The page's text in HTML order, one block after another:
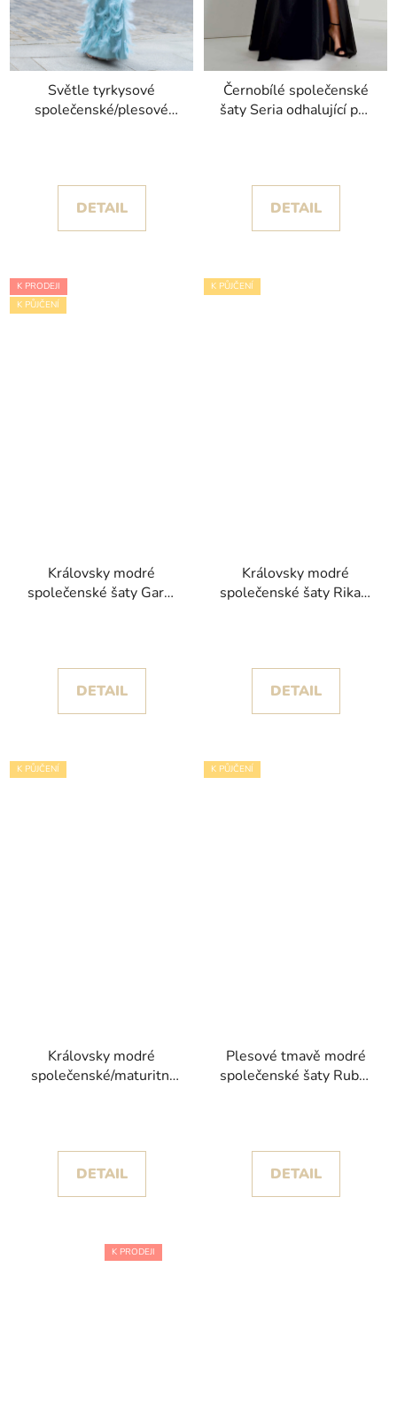
Světle tyrkysové
společenské/plesové
DETAIL
Černobílé společenské
šaty Seria odhalující pas
DETAIL
K PRODEJI
K PŮJČENÍ
Královsky modré
společenské šaty Gardi
DETAIL
K PŮJČENÍ
Královsky modré
společenské šaty Rika s
DETAIL
K PŮJČENÍ
Královsky modré
společenské/maturitní
DETAIL
K PŮJČENÍ
Plesové tmavě modré
společenské šaty Rubar
DETAIL
K PRODEJI